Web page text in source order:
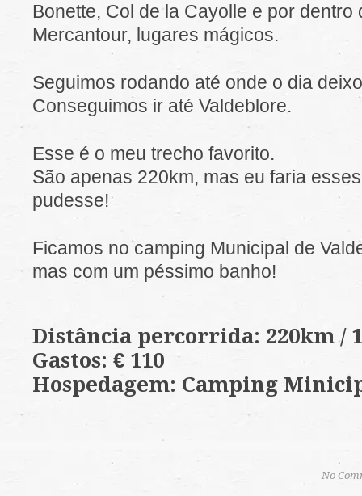
Bonette, Col de la Cayolle e por
Mercantour, lugares mágicos.
Seguimos rodando até onde o dia
Conseguimos ir até Valdeblore.
Esse é o meu trecho favorito.
São apenas 220km, mas eu faria
pudesse!
Ficamos no camping Municipal de
mas com um péssimo banho!
Distância percorrida: 220km /
Gastos: € 110
Hospedagem: Camping
No